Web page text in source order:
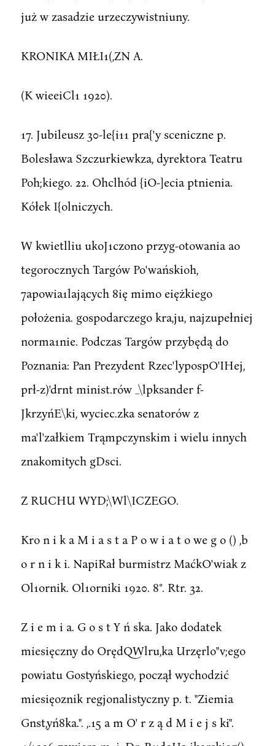
już w zasadzie urzeczywistniuny.
KRONIKA MIŁI1(,ZN A.
(K wieeiCl1 1920).
17. Jubileusz 30-le{i11 pra{'y sceniczne p.
Bolesława Szczurkiewkza, dyrektora Teatru
Poh;kiego. 22. Ohclhód {iO-]ecia ptnienia.
Kółek I{olniczych.
W kwietlliu ukoJ1czono przyg-otowania ao
tegorocznych Targów Po'wańskioh,
7apowia1lających 8ię mimo eiężkiego
położenia. gospodarczego kra,ju, najzupełniej
norma1nie. Podczas Targów przybędą do
Poznania: Pan Prezydent Rzec'lypospO'IHej,
prł-z)'drnt minist.rów _\lpksander f-
JkrzyńE\ki, wyciec.zka senatorów z
ma'l'załkiem Trąmpczynskim i wielu innych
znakomitych gDsci.
Z RUCHU WYD;\Wl\ICZEGO.
Kro n i k a M i a s t a P o w i a t o we g o () ,b
o r n i k i. NapiRał burmistrz MaćkO'wiak z
Ol1ornik. Ol1orniki 1920. 8°. Rtr. 32.
Z i e m i a. G o s t Y ń ska. Jako dodatek
miesięczny do OrędQWlru,ka Urzęrlo"v;ego
powiatu Gostyńskiego, począł wychodzić
miesięoznik regjonalistyczny p. t. "Ziemia
Gnst,yń8ka.". ,.15 a m O' r z ą d M i e j s ki".